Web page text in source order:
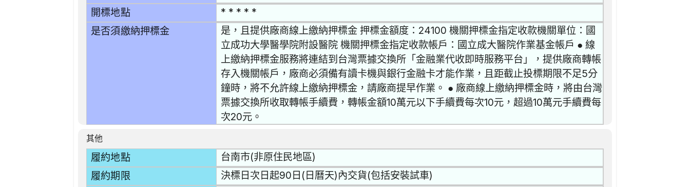
開標地點 * * * * *
是否須繳納押標金
是，且提供廠商線上繳納押標金 押標金額度：24100 機關押標金指定收款機關單位：國
立成功大學醫學院附設醫院 機關押標金指定收款帳戶：國立成大醫院作業基金帳戶 ● 線
上繳納押標金服務將連結到台灣票據交換所「金融業代收即時服務平台」，提供廠商轉帳
存入機關帳戶，廠商必須備有讀卡機與銀行金融卡才能作業，且距截止投標期限不足5分
鐘時，將不允許線上繳納押標金，請廠商提早作業。 ● 廠商線上繳納押標金時，將由台灣
票據交換所收取轉帳手續費，轉帳金額10萬元以下手續費每次10元，超過10萬元手續費每
次20元。
其他
履約地點 台南市(非原住民地區)
履約期限 決標日次日起90日(日曆天)內交貨(包括安裝試車)